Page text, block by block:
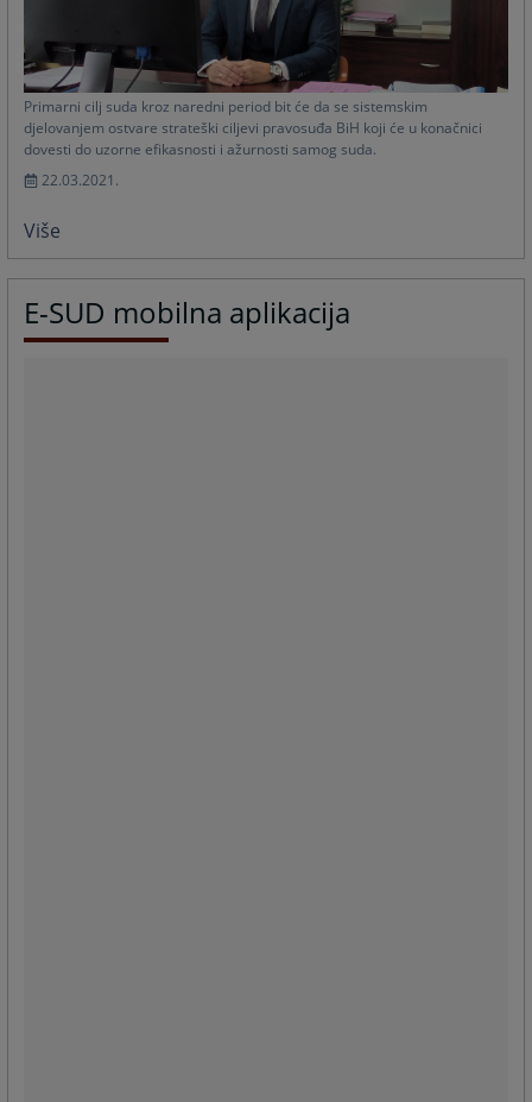
Primarni cilj suda kroz naredni period bit će da se sistemskim
djelovanjem ostvare strateški ciljevi pravosuđa BiH koji će u konačnici
dovesti do uzorne efikasnosti i ažurnosti samog suda.
22.03.2021.
Više
E-SUD mobilna aplikacija